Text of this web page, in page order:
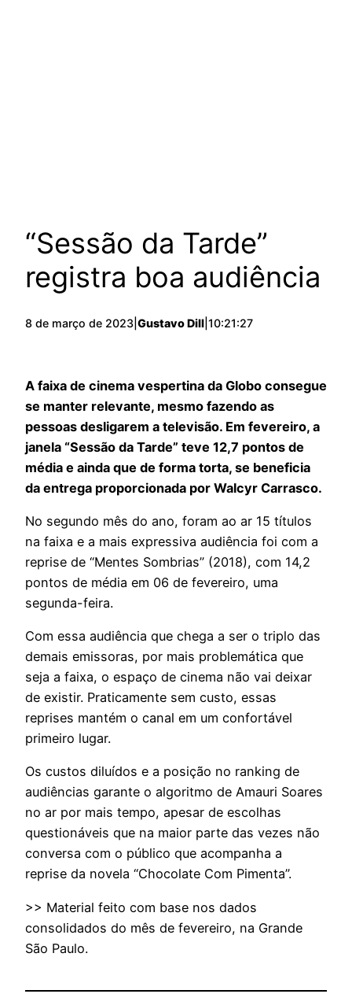
“Sessão da Tarde”
registra boa audiência
8 de março de 2023 Gustavo Dill 10:21:27
A faixa de cinema vespertina da Globo consegue
se manter relevante, mesmo fazendo as
pessoas desligarem a televisão. Em fevereiro, a
janela “Sessão da Tarde” teve 12,7 pontos de
média e ainda que de forma torta, se beneficia
da entrega proporcionada por Walcyr Carrasco.
No segundo mês do ano, foram ao ar 15 títulos
na faixa e a mais expressiva audiência foi com a
reprise de “Mentes Sombrias” (2018), com 14,2
pontos de média em 06 de fevereiro, uma
segunda-feira.
Com essa audiência que chega a ser o triplo das
demais emissoras, por mais problemática que
seja a faixa, o espaço de cinema não vai deixar
de existir. Praticamente sem custo, essas
reprises mantém o canal em um confortável
primeiro lugar.
Os custos diluídos e a posição no ranking de
audiências garante o algoritmo de Amauri Soares
no ar por mais tempo, apesar de escolhas
questionáveis que na maior parte das vezes não
conversa com o público que acompanha a
reprise da novela “Chocolate Com Pimenta”.
>> Material feito com base nos dados
consolidados do mês de fevereiro, na Grande
São Paulo.